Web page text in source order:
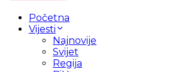
Početna
Vijesti
Najnovije
Svijet
Regija